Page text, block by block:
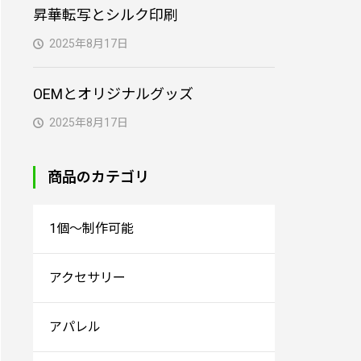
昇華転写とシルク印刷
2025年8月17日
OEMとオリジナルグッズ
2025年8月17日
商品のカテゴリ
1個～制作可能
アクセサリー
アパレル